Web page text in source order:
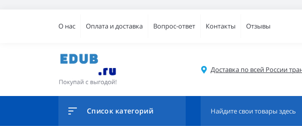
О нас Оплата и доставка Вопрос-ответ Контакты Отзывы
Доставка по всей России
Список категорий